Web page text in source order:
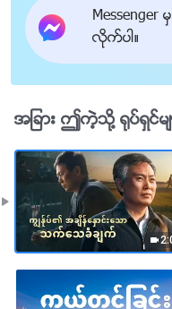
လိုက္ပါ။
အျခား ဤကဲ့သို႔ ႐ုပ္ရွင္မ်